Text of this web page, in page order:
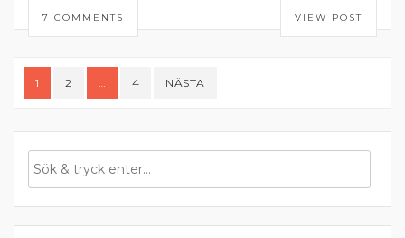
7 COMMENTS VIEW POST
Sidnumrering
för
1 2 … 4 NÄSTA